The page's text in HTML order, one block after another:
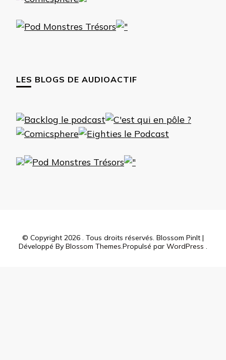
LES BLOGS DE AUDIOACTIF
© Copyright 2026 . Tous droits réservés. Blossom PinIt |
Développé By Blossom Themes.Propulsé par WordPress .